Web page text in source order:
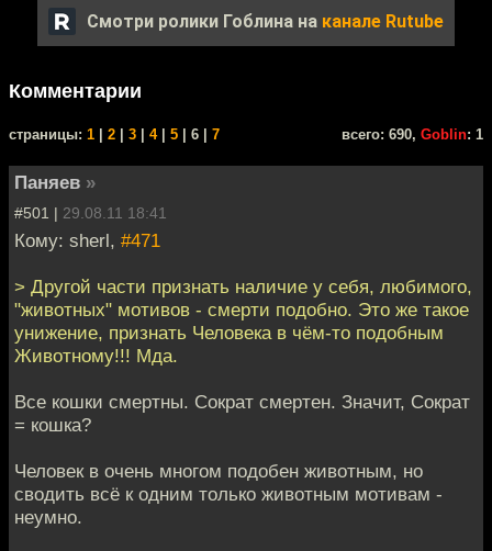
Смотри ролики Гоблина на канале Rutube
Комментарии
cтраницы: 1 2 3 4| 5 | 6 | 7 всего: 690, Goblin: 1
Паняев »
#501 | 29.08.11 18:41
Кому: sherl, #471
> Другой части признать наличие у себя, любимого,
"животных" мотивов - смерти подобно. Это же такое
унижение, признать Человека в чём-то подобным
Животному!!! Мда.
Все кошки смертны. Сократ смертен. Значит, Сократ
= кошка?
Человек в очень многом подобен животным, но
сводить всё к одним только животным мотивам -
неумно.